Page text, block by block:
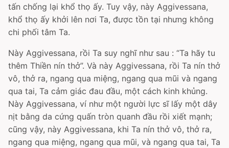
tấn chống lại khổ thọ ấy. Tuy vậy, này Aggivessana,
khổ thọ ấy khởi lên nơi Ta, được tồn tại nhưng không
chi phối tâm Ta.
Này Aggivessana, rồi Ta suy nghĩ như sau : “Ta hãy tu
thêm Thiền nín thở”. Và này Aggivessana, rồi Ta nín thở
vô, thở ra, ngang qua miệng, ngang qua mũi và ngang
qua tai, Ta cảm giác đau đầu, một cách kinh khủng.
Này Aggivessana, ví như một người lực sĩ lấy một dây
nịt bằng da cứng quấn tròn quanh đầu rồi xiết mạnh;
cũng vậy, này Aggivessana, khi Ta nín thở vô, thở ra,
ngang qua miệng, ngang qua mũi, và ngang qua tai, Ta